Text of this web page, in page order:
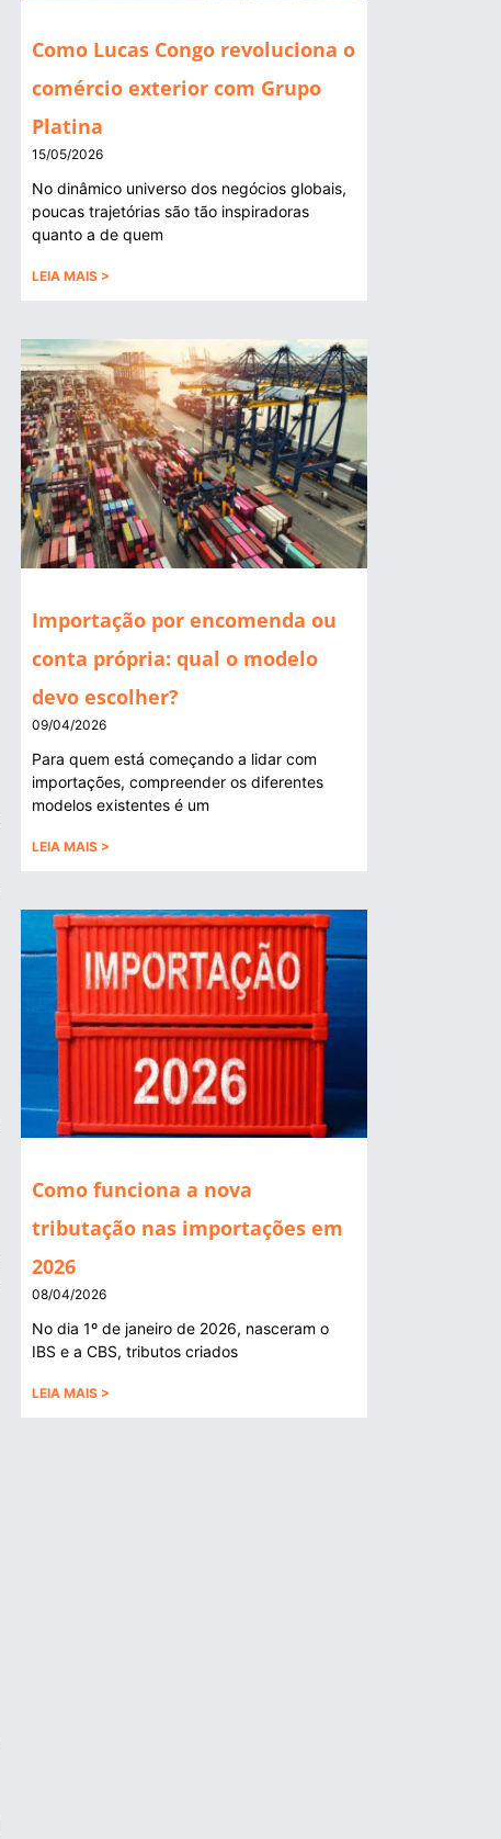
Como Lucas Congo revoluciona o
comércio exterior com Grupo
Platina
15/05/2026
No dinâmico universo dos negócios globais,
poucas trajetórias são tão inspiradoras
quanto a de quem
LEIA MAIS >
Importação por encomenda ou
conta própria: qual o modelo
devo escolher?
09/04/2026
Para quem está começando a lidar com
importações, compreender os diferentes
modelos existentes é um
LEIA MAIS >
Como funciona a nova
tributação nas importações em
2026
08/04/2026
No dia 1º de janeiro de 2026, nasceram o
IBS e a CBS, tributos criados
LEIA MAIS >